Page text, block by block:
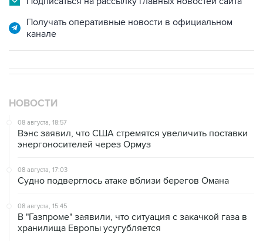
Получать оперативные новости в официальном
канале
НОВОСТИ
08 августа, 18:57
Вэнс заявил, что США стремятся увеличить поставки
энергоносителей через Ормуз
08 августа, 17:03
Судно подверглось атаке вблизи берегов Омана
08 августа, 15:45
В "Газпроме" заявили, что ситуация с закачкой газа в
хранилища Европы усугубляется